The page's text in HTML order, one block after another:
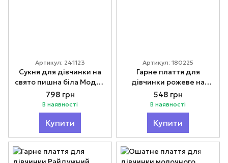
Артикул: 241123
Сукня для дівчинки на
свято пишна біла Модно
100-140
798 грн
В наявності
Купити
Артикул: 180225
Гарне плаття для
дівчинки рожеве на
свято 110-122
548 грн
В наявності
Купити